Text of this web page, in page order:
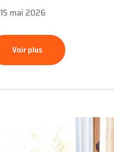
15 mai 2026
Voir plus